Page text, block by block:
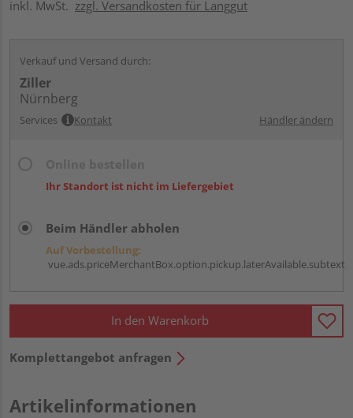
inkl. MwSt. zzgl. Versandkosten für Langgut
Verkauf und Versand durch:
Ziller
Nürnberg
Services Kontakt Händler ändern
Ihr Standort ist nicht im Liefergebiet
Beim Händler abholen
Auf Vorbestellung:
vue.ads.priceMerchantBox.option.pickup.laterAvailable.subtext
In den Warenkorb
Komplettangebot anfragen
Artikelinformationen